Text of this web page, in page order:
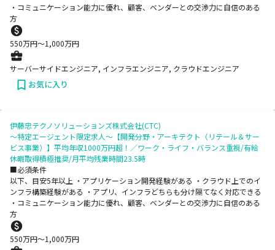
・コミュニケーション能力に優れ、顧客、ベンダーとの交渉力に自信のある
方
550万円〜1,000万円
サーバーサイドエンジニア, インフラエンジニア, クラウドエンジニア
お気に入り
伊藤忠テクノソリューションズ株式会社(CTC)
～特定エージェント限定求人～【開発分野・アーキテクト（リテール＆サー
ビス事業）】平均年収1000万円超！／ワーク・ライフ・バランス重視/有給
休暇取得積極推奨/月平均残業時間23.5時
■必須条件
以下、目安5年以上 ・アプリケーション開発経験がある ・クラウド上でのイ
ンフラ構築経験がある ・アプリ、インフラどちらも分け隔てなく対応できる
・コミュニケーション能力に優れ、顧客、ベンダーとの交渉力に自信のある
方
550万円〜1,000万円